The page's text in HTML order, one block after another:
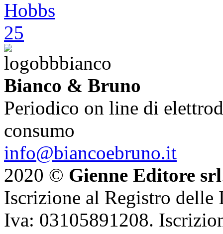
Bianco & Bruno
Periodico on line di
consumo
info@biancoebruno.it
2020 © Gienne Editore srl
Iscrizione al Registro delle
Iva: 03105891208.